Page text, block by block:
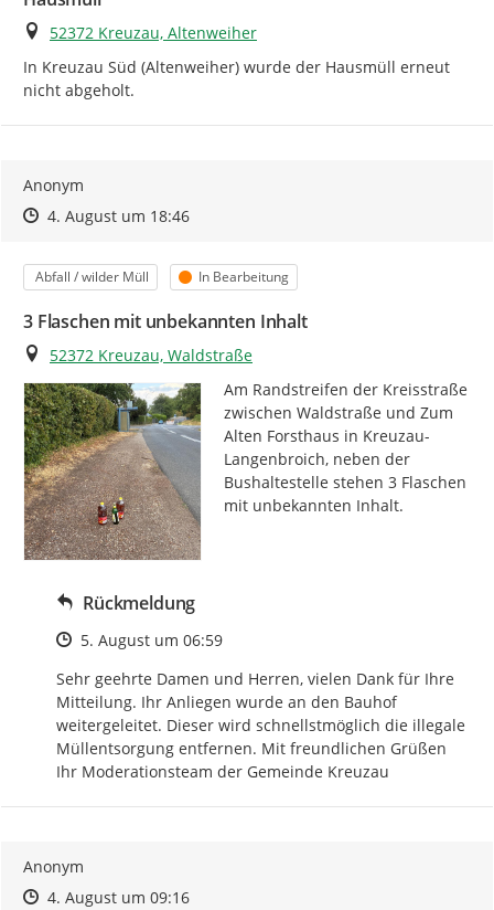
Ort
52372 Kreuzau, Altenweiher
In Kreuzau Süd (Altenweiher) wurde der Hausmüll erneut
nicht abgeholt.
Anonym
Zeitpunkt des Erstellens
Zeitpunkt des Erstellens
4. August um 18:46Zur Äußerung
Kategorie
Abfall / wilder Müll Status
In Bearbeitung
3 Flaschen mit unbekannten Inhalt
Ort
52372 Kreuzau, Waldstraße
Am Randstreifen der Kreisstraße
zwischen Waldstraße und Zum
Alten Forsthaus in Kreuzau-
Langenbroich, neben der
Bushaltestelle stehen 3 Flaschen
mit unbekannten Inhalt.
Rückmeldung
Zeitpunkt des Erstellens
5. August um 06:59
Sehr geehrte Damen und Herren, vielen Dank für Ihre
Mitteilung. Ihr Anliegen wurde an den Bauhof
weitergeleitet. Dieser wird schnellstmöglich die illegale
Müllentsorgung entfernen. Mit freundlichen Grüßen
Ihr Moderationsteam der Gemeinde Kreuzau
Anonym
Zeitpunkt des Erstellens
Zeitpunkt des Erstellens
4. August um 09:16Zur Äußerung